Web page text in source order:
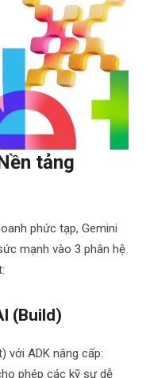
tảng
phức tạp, Gemini
mạnh vào 3 phân hệ
(Build)
với ADK nâng cấp:
phép các kỹ sư dễ